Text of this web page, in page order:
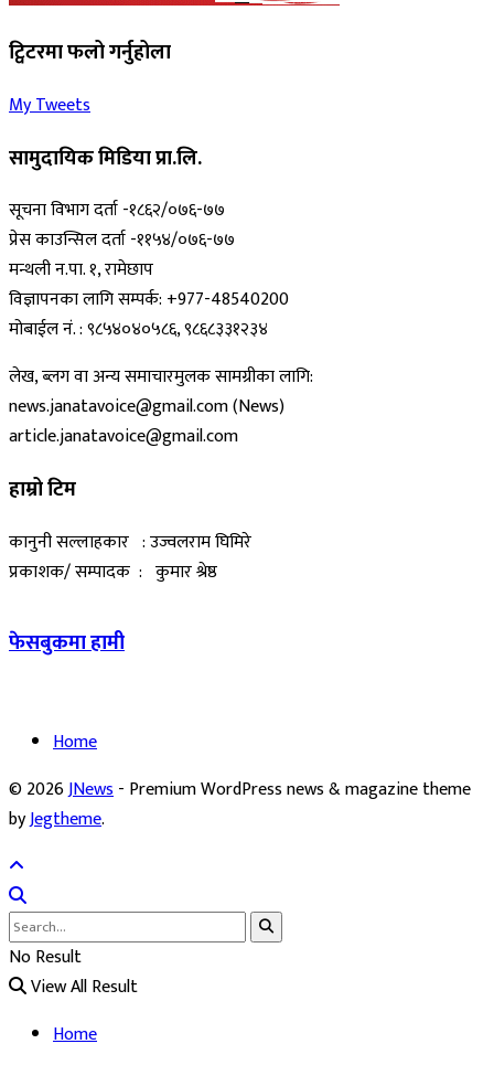
ट्विटरमा फलो गर्नुहोला
My Tweets
सामुदायिक मिडिया प्रा.लि.
सूचना विभाग दर्ता -१८६२/०७६-७७
प्रेस काउन्सिल दर्ता -११५४/०७६-७७
मन्थली न.पा. १, रामेछाप
विज्ञापनका लागि सम्पर्क: +977-48540200
मोबाईल नं. : ९८५४०४०५८६, ९८६८३३१२३४
लेख, ब्लग वा अन्य समाचारमुलक सामग्रीका लागि:
news.janatavoice@gmail.com (News)
article.janatavoice@gmail.com
हाम्रो टिम
कानुनी सल्लाहकार : उज्वलराम घिमिरे
प्रकाशक/ सम्पादक : कुमार श्रेष्ठ
फेसबुकमा हामी
Home
© 2026JNews- Premium WordPress news & magazine theme
byJegtheme.
No Result
View All Result
Home